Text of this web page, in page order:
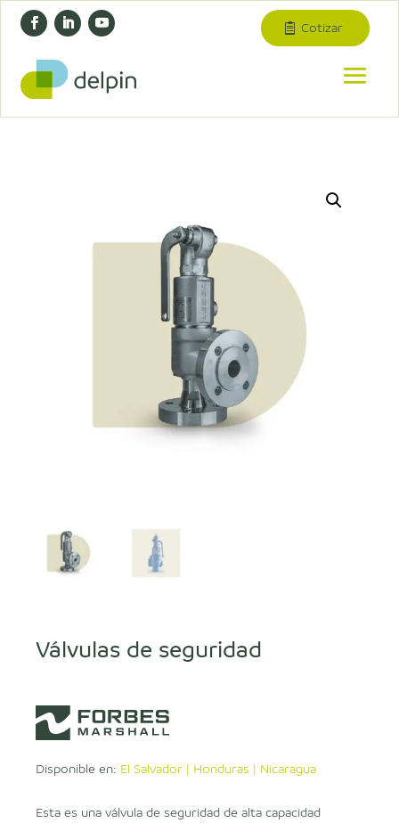
Cotizar
Válvulas de seguridad
Disponible en: El Salvador | Honduras | Nicaragua
Esta es una válvula de seguridad de alta capacidad